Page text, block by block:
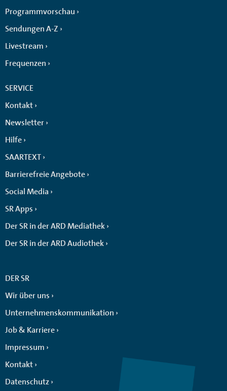
Programmvorschau
Sendungen A-Z
Livestream
Frequenzen
SERVICE
Kontakt
Newsletter
Hilfe
SAARTEXT
Barrierefreie Angebote
Social Media
SR Apps
Der SR in der ARD Mediathek
Der SR in der ARD Audiothek
DER SR
Wir über uns
Unternehmenskommunikation
Job & Karriere
Impressum
Kontakt
Datenschutz